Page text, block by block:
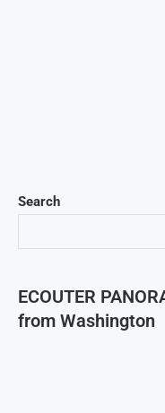
Search
ECOUTER
from Washington